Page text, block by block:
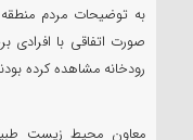
به توضیحات مردم
صورت اتفاقی با افرادی
رودخانه مشاهده کرده
معاون محیط زیست